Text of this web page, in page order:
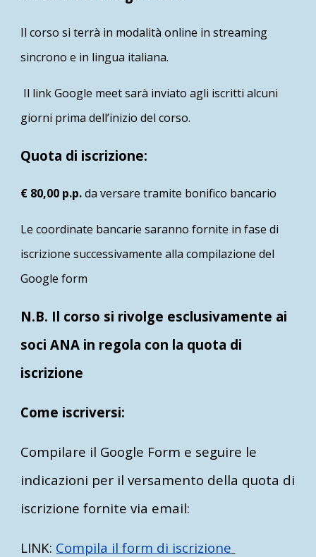
Il corso si terrà in modalità online in streaming
sincrono e in lingua italiana.
Il link Google meet sarà inviato agli iscritti alcuni
giorni prima dell’inizio del corso.
Quota di iscrizione:
€ 80,00 p.p.da versare tramite bonifico bancario
Le coordinate bancarie saranno fornite in fase di
iscrizione successivamente alla compilazione del
Google form
N.B. Il corso si rivolge esclusivamente ai
soci ANA in regola con la quota di
iscrizione
Come iscriversi:
Compilare il Google Form e seguire le
indicazioni per il versamento della quota di
iscrizione fornite via email:
LINK: Compila il form di iscrizione